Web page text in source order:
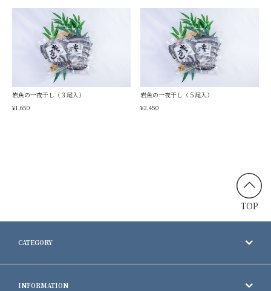
岩魚の一夜干し（３尾入）
¥1,650
岩魚の一夜干し（５尾入）
¥2,450
TOP
CATEGORY
INFORMATION